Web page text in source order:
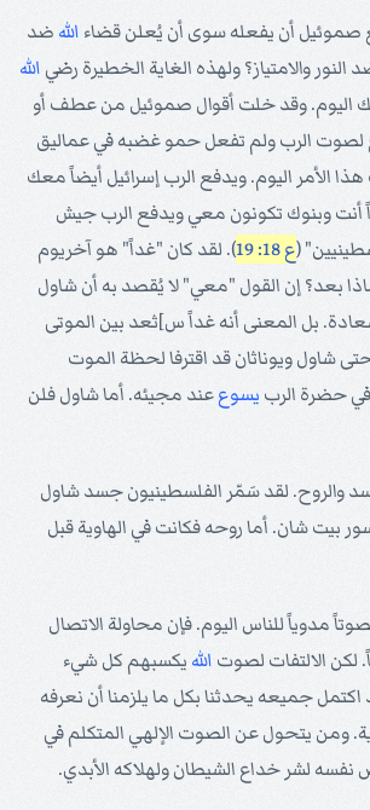
صموئيل أن يفعله سوى أن يُعلن قضاء الله ضد
والامتياز؟ ولهذه الغاية الخطيرة رضي الله
اليوم. وقد خلت أقوال صموئيل من عطف أو
الرب ولم تفعل حمو غضبه في عماليق
الأمر اليوم. ويدفع الرب إسرائيل أيضاً معك
أنت وبنوك تكونون معي ويدفع الرب جيش
(ع 18: 19
). لقد كان "غداً" هو آخريوم
بعد؟ إن القول "معي" لا يُقصد به أن شاول
بل المعنى أنه غداً س]ثعد بين الموتى
حتى شاول ويوناثان قد اقترفا لحظة الموت
في حضرة الرب يسوععند مجيئه. أما شاول فلن
والروح. لقد سَمّر الفلسطينيون جسد شاول
بيت شان. أما روحه فكانت في الهاوية قبل
مدوياً للناس اليوم. فإن محاولة الاتصال
لكن الالتفات لصوت الله يكسبهم كل شيء
جميعه يحدثنا بكل ما يلزمنا أن نعرفه
ومن يتحول عن الصوت الإلهي المتكلم في
لشر خداع الشيطان ولهلاكه الأبدي.